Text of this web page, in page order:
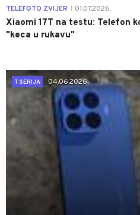
TELEFOTO ZVIJER 01.07.2026.
Xiaomi 17T na testu: Telefon
"keca u rukavu"
T SERIJA
04.06.2026.